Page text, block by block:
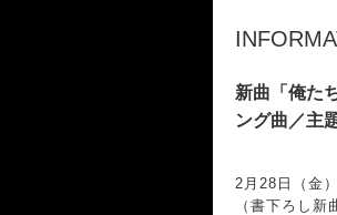
新曲「俺た
ング曲／主
2月28日（金
（書下ろし